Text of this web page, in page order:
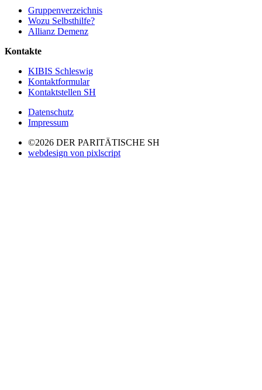
Gruppenverzeichnis
Wozu Selbsthilfe?
Allianz Demenz
Kontakte
KIBIS Schleswig
Kontaktformular
Kontaktstellen SH
Datenschutz
Impressum
©2026 DER PARITÄTISCHE SH
webdesign von pixlscript